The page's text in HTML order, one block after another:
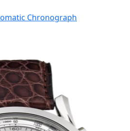
Chronograph